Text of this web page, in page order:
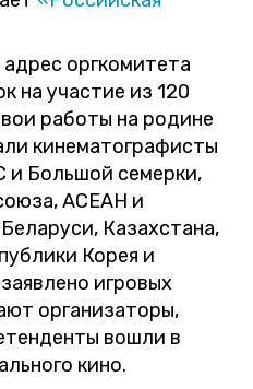
оргкомитета
на участие из 120
работы на родине
кинематографисты
и Большой семерки,
АСЕАН и
Казахстана,
Корея и
игровых
организаторы,
вошли в
кино.